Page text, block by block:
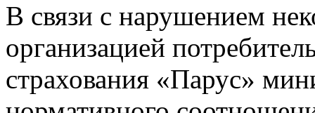
В связи с нарушением
организацией
страхования «Парус»